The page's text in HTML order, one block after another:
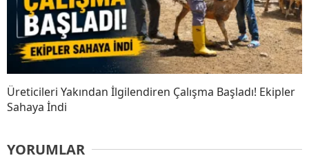
Üreticileri Yakından İlgilendiren Çalışma Başladı! Ekipler
Sahaya İndi
YORUMLAR